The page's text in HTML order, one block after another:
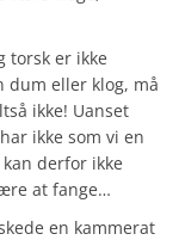
torsk er ikke
dum eller klog, må
ikke! Uanset
ikke som vi en
derfor ikke
at fange…
en kammerat